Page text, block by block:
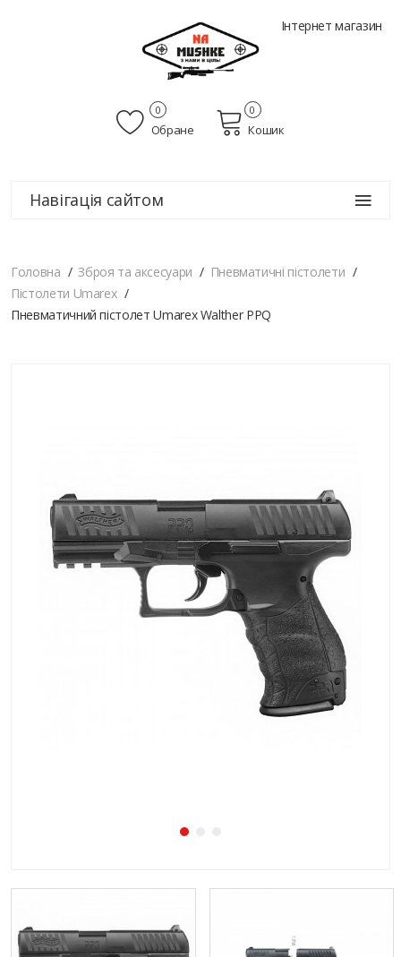
Інтернет магазин
Обране
0
Кошик
0
Навігація сайтом
Головна Зброя та аксесуари
Пневматичні пістолети
Пістолети Umarex
Пневматичний пістолет Umarex Walther PPQ